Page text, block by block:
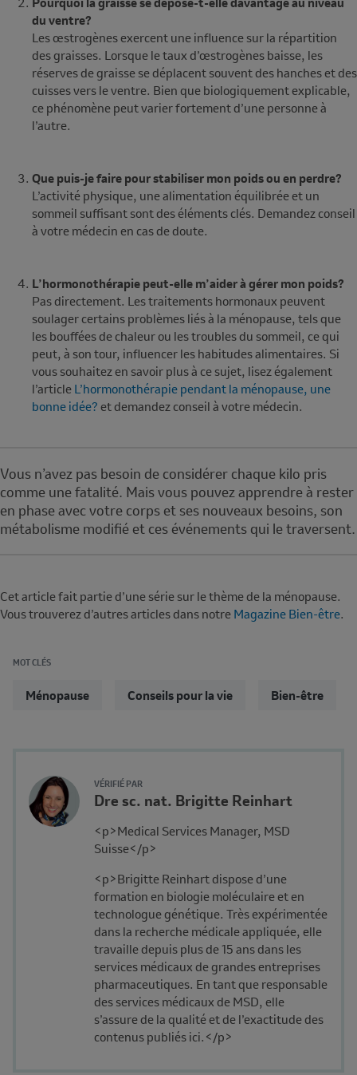
du ventre?
Les œstrogènes exercent une influence sur la répartition
des graisses. Lorsque le taux d’œstrogènes baisse, les
réserves de graisse se déplacent souvent des hanches et des
cuisses vers le ventre. Bien que biologiquement explicable,
ce phénomène peut varier fortement d’une personne à
l’autre.
Que puis-je faire pour stabiliser mon poids ou en perdre?
L’activité physique, une alimentation équilibrée et un
sommeil suffisant sont des éléments clés. Demandez conseil
à votre médecin en cas de doute.
L’hormonothérapie peut-elle m’aider à gérer mon poids?
Pas directement. Les traitements hormonaux peuvent
soulager certains problèmes liés à la ménopause, tels que
les bouffées de chaleur ou les troubles du sommeil, ce qui
peut, à son tour, influencer les habitudes alimentaires. Si
vous souhaitez en savoir plus à ce sujet, lisez également
l’article L’hormonothérapie pendant la ménopause, une
bonne idée? et demandez conseil à votre médecin.
Note
Vous n’avez pas besoin de considérer chaque kilo pris
comme une fatalité. Mais vous pouvez apprendre à rester
en phase avec votre corps et ses nouveaux besoins, son
métabolisme modifié et ces événements qui le traversent.
Cet article fait partie d’une série sur le thème de la ménopause.
Vous trouverez d’autres articles dans notre Magazine Bien-être.
MOT CLÉS
Ménopause Conseils pour la vie Bien-être
VÉRIFIÉ PAR
Author's
Avatar
Name
Affiliation
Dre sc. nat. Brigitte Reinhart
Description
<p>Medical Services Manager, MSD
Suisse</p>
<p>Brigitte Reinhart dispose d’une
formation en biologie moléculaire et en
technologue génétique. Très expérimentée
dans la recherche médicale appliquée, elle
travaille depuis plus de 15 ans dans les
services médicaux de grandes entreprises
pharmaceutiques. En tant que responsable
des services médicaux de MSD, elle
s’assure de la qualité et de l’exactitude des
contenus publiés ici.</p>